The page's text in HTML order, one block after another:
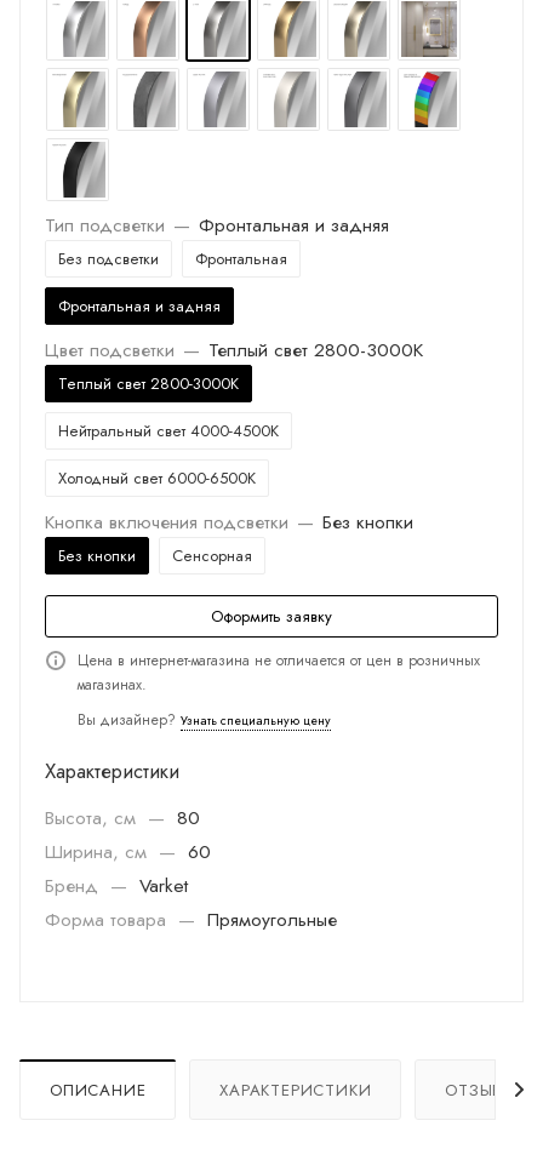
Тип подсветки — Фронтальная и задняя
Без подсветки Фронтальная
Фронтальная и задняя
Цвет подсветки — Теплый свет 2800-3000K
Теплый свет 2800-3000K
Нейтральный свет 4000-4500K
Холодный свет 6000-6500K
Кнопка включения подсветки — Без кнопки
Без кнопки Сенсорная
Оформить заявку
Цена в интернет-магазина не отличается от цен в розничных
магазинах.
Вы дизайнер? Узнать специальную цену
Характеристики
Высота, см — 80
Ширина, см — 60
Бренд — Varket
Форма товара — Прямоугольные
ОПИСАНИЕ ХАРАКТЕРИСТИКИ ОТЗЫВЫ